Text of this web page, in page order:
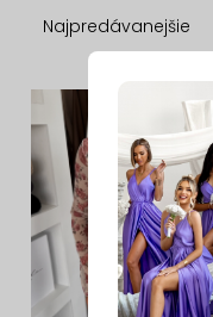
d
n
i
e
p
r
o
Najpredávanejšie
ý
p
i
s
p